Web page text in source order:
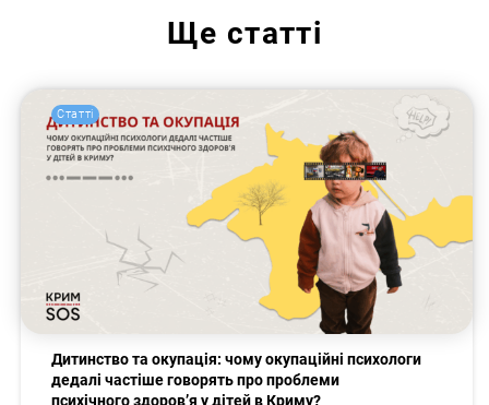
Ще статті
Статті
Дитинство та окупація: чому окупаційні психологи
дедалі частіше говорять про проблеми
психічного здоров’я у дітей в Криму?